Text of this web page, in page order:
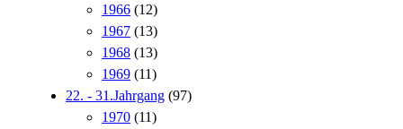
1966 (12)
1967 (13)
1968 (13)
1969 (11)
22. - 31.Jahrgang (97)
1970 (11)